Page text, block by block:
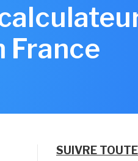
France
SUIVRE